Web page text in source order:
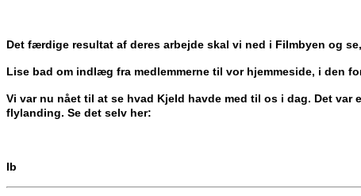
Det færdige resultat af deres arbejde skal vi ned i Filmbyen og
Lise bad om indlæg fra medlemmerne til vor hjemmeside, i den
Vi var nu nået til at se hvad Kjeld havde med til os i dag. Det
flylanding. Se det selv her:
Ib